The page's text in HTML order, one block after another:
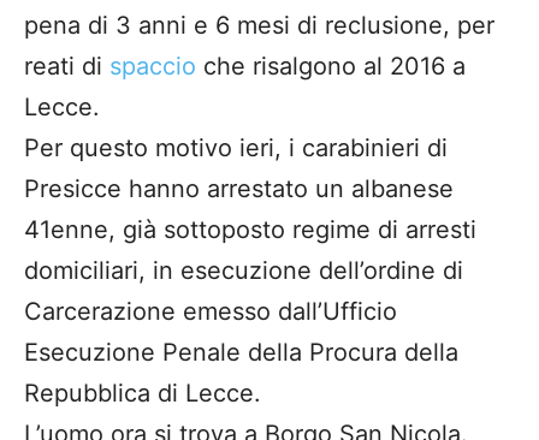
pena di 3 anni e 6 mesi di reclusione, per
reati di spaccio che risalgono al 2016 a
Lecce.
Per questo motivo ieri, i carabinieri di
Presicce hanno arrestato un albanese
41enne, già sottoposto regime di arresti
domiciliari, in esecuzione dell’ordine di
Carcerazione emesso dall’Ufficio
Esecuzione Penale della Procura della
Repubblica di Lecce.
L’uomo ora si trova a Borgo San Nicola.